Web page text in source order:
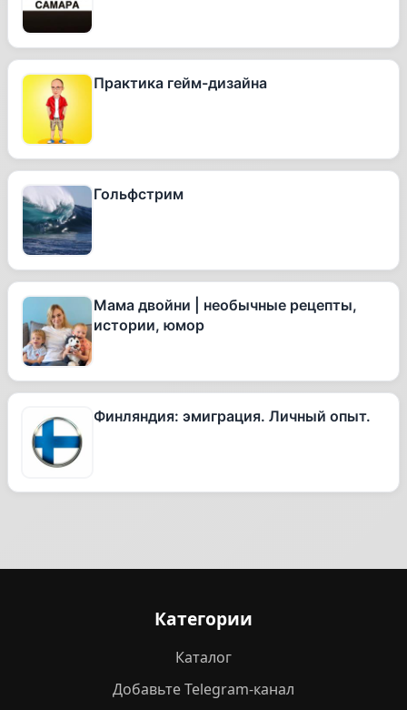
Практика гейм-дизайна
Гольфстрим
Мама двойни | необычные рецепты,
истории, юмор
Финляндия: эмиграция. Личный опыт.
Категории
Каталог
Добавьте Telegram-канал